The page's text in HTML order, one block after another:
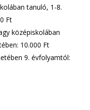
tanuló, 1-8.
Ft
középiskolában
10.000 Ft
9. évfolyamtól: